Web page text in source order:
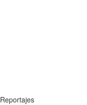
Reportajes